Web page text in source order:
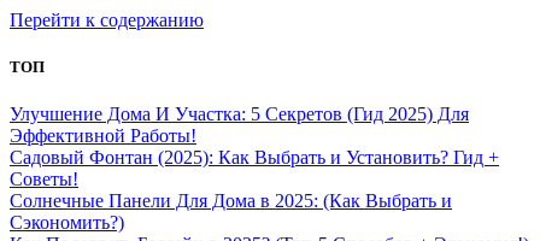
Перейти к содержанию
ТОП
Улучшение Дома И Участка: 5 Секретов (Гид 2025) Для
Эффективной Работы!
Садовый Фонтан (2025): Как Выбрать и Установить? Гид +
Советы!
Солнечные Панели Для Дома в 2025: (Как Выбрать и
Сэкономить?)